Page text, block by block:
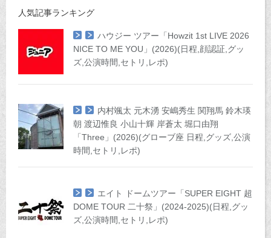
人気記事ランキング
ハウジー ツアー「Howzit 1st LIVE 2026
NICE TO ME YOU」(2026)(日程,顔認証,グッ
ズ,公演時間,セトリ,レポ)
内村颯太 元木湧 安嶋秀生 関翔馬 鈴木瑛
朝 渡辺惟良 小山十輝 岸蒼太 堀口由翔
「Three」(2026)(グローブ座 日程,グッズ,公演
時間,セトリ,レポ)
エイト ドームツアー「SUPER EIGHT 超
DOME TOUR 二十祭」(2024-2025)(日程,グッ
ズ,公演時間,セトリ,レポ)